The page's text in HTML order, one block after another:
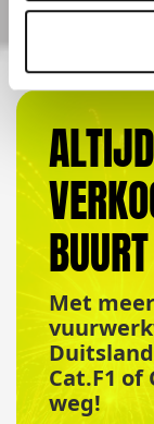
BUURT
Met
Cat.F1
weg!